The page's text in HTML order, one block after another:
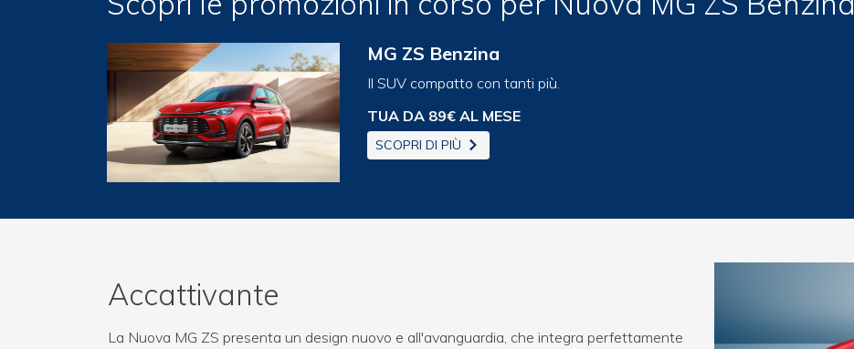
MG ZS Benzina
Il SUV compatto con tanti più.
TUA DA 89€ AL MESE
SCOPRI DI PIÙ
Accattivante
La Nuova MG ZS presenta un design nuovo e all'avanguardia, che integra perfettamente